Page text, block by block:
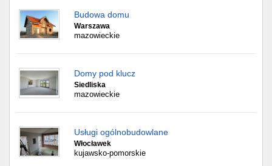
Budowa domu
Warszawa
mazowieckie
Domy pod klucz
Siedliska
mazowieckie
Usługi ogólnobudowlane
Włocławek
kujawsko-pomorskie